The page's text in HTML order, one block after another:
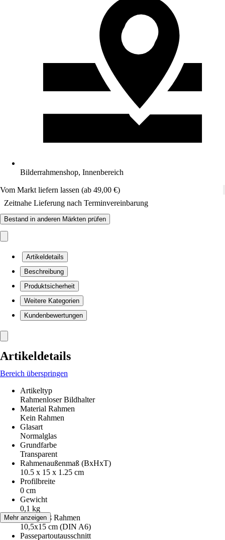
Bilderrahmenshop, Innenbereich
Vom Markt liefern lassen (ab 49,00 €)
Zeitnahe Lieferung nach Terminvereinbarung
Bestand in anderen Märkten prüfen
Artikeldetails
Beschreibung
Produktsicherheit
Weitere Kategorien
Kundenbewertungen
Artikeldetails
Bereich überspringen
Artikeltyp
Rahmenloser Bildhalter
Material Rahmen
Kein Rahmen
Glasart
Normalglas
Grundfarbe
Transparent
Rahmenaußenmaß (BxHxT)
10.5 x 15 x 1.25 cm
Profilbreite
0 cm
Gewicht
0,1 kg
Innenmaß Rahmen
10,5x15 cm (DIN A6)
Passepartoutausschnitt
Mehr anzeigen